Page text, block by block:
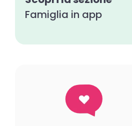
Famiglia in app